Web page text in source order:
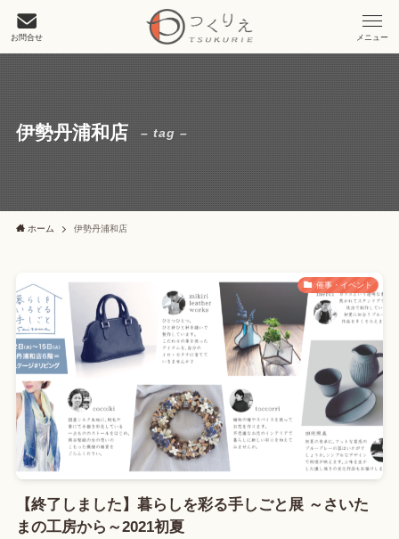
お問合せ メニュー
伊勢丹浦和店 – tag –
ホーム 伊勢丹浦和店
催事・イベント
【終了しました】暮らしを彩る手しごと展 ～さいた
まの工房から～2021初夏